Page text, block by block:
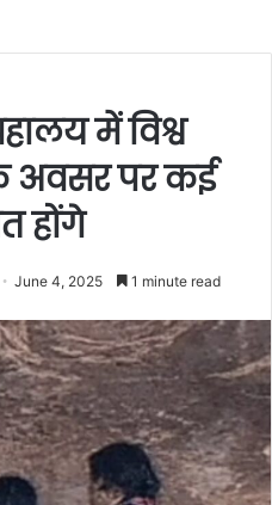
में विश्व
अवसर पर कई
होंगे
June 4, 2025 1 minute read